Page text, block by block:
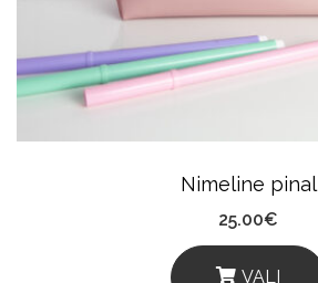
Chosen
Product
Nimeline pinal
25.00€
VALI